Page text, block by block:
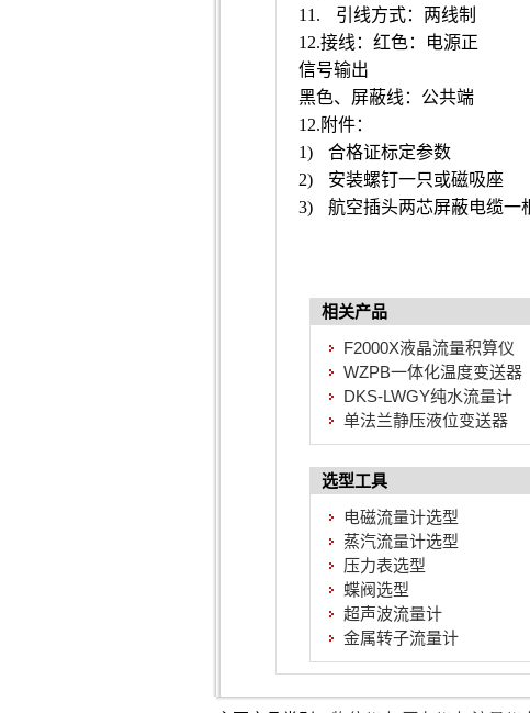
11. 引线方式：两线制
12.接线：红色：电源正
信号输出
黑色、屏蔽线：公共端
12. 附件：
1) 合格证标定参数
2) 安装螺钉一只或磁吸座
3) 航空插头两芯屏蔽电缆一
相关产品
F2000X液晶流量积算仪
WZPB一体化温度变送器
DKS-LWGY纯水流量计
单法兰静压液位变送器
选型工具
电磁流量计选型
蒸汽流量计选型
压力表选型
蝶阀选型
超声波流量计
金属转子流量计